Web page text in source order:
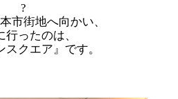
?
市街地へ向かい、
行ったのは、
スクエア』です。